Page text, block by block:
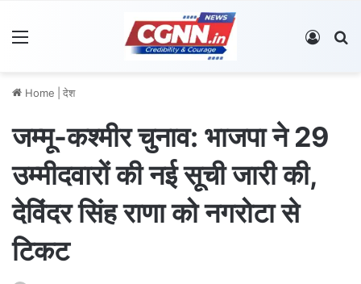
Log In
Home देश
जम्मू-कश्मीर चुनाव: भाजपा ने 29
उम्मीदवारों की नई सूची जारी की,
देविंदर सिंह राणा को नगरोटा से
टिकट